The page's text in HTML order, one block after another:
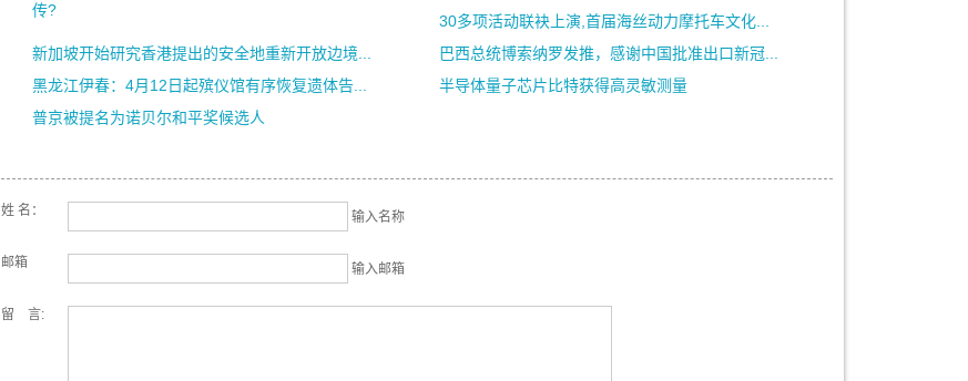
传?
30多项活动联袂上演,首届海丝动力摩托车文化...
新加坡开始研究香港提出的安全地重新开放边境...
巴西总统博索纳罗发推，感谢中国批准出口新冠...
黑龙江伊春：4月12日起殡仪馆有序恢复遗体告...
半导体量子芯片比特获得高灵敏测量
普京被提名为诺贝尔和平奖候选人
姓 名： 输入名称
邮箱 输入邮箱
留 言: